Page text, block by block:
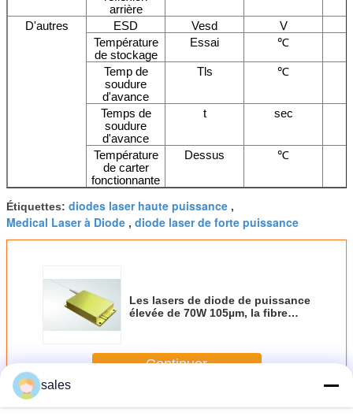
arrière
D'autres ESD Vesd
V
Température
de stockage
Essai ℃
Temp de
soudure
d'avance
Tls ℃
Temps de
soudure
d'avance
t sec
Température
de carter
fonctionnante
Dessus ℃
Étiquettes: diodes laser haute puissance ,
Medical Laser à Diode , diode laser de forte puissance
Les lasers de diode de puissance
élevée de 70W 105µm, la fibre
Continuer
PlusLasers à Diode haute puissance
sales